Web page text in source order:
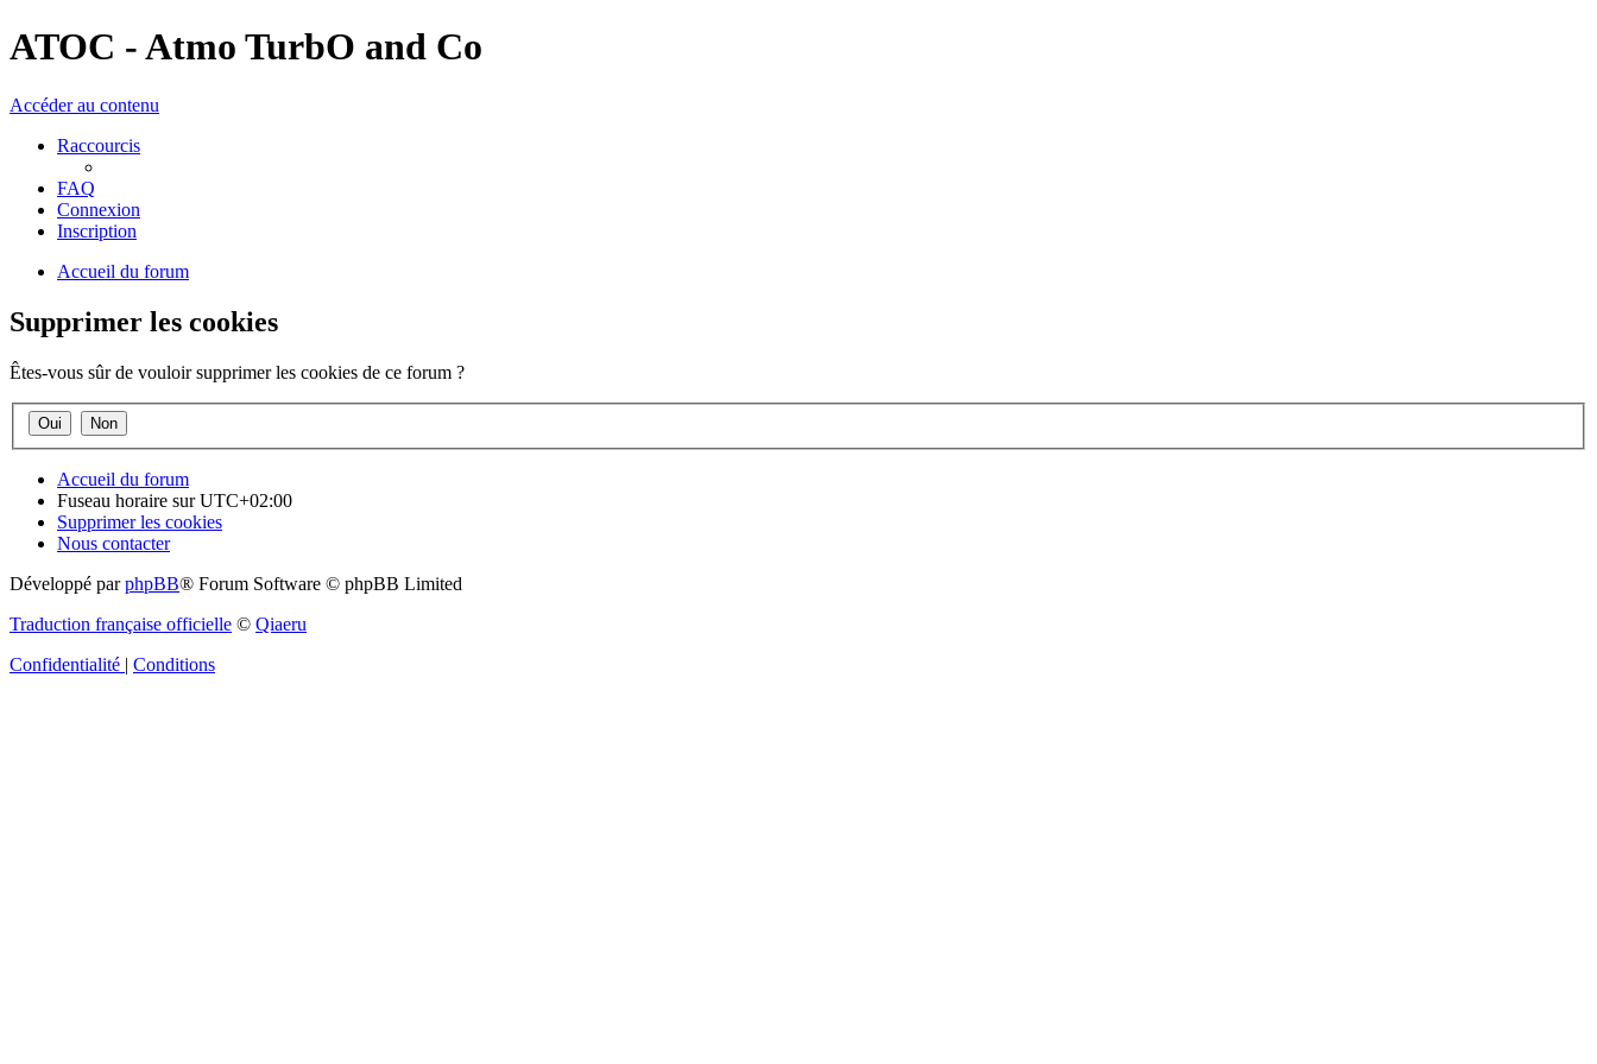
ATOC - Atmo TurbO and Co
Accéder au contenu
Raccourcis
FAQ
Connexion
Inscription
Accueil du forum
Supprimer les cookies
Êtes-vous sûr de vouloir supprimer les cookies de ce forum ?
Accueil du forum
Fuseau horaire surUTC+02:00
Supprimer les cookies
Nous contacter
Développé parphpBB® Forum Software © phpBB Limited
Traduction française officielle © Qiaeru
Confidentialité | Conditions